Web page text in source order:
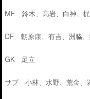
MF 鈴木、高岩、白神、
DF 朝原康、有吉、洲脇
GK 足立
サブ 小林、水野、荒金、